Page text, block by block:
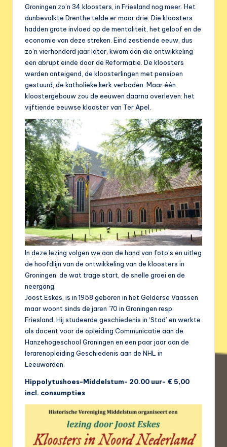
Groningen zo’n 34 kloosters, in Friesland nog meer. Het
dunbevolkte Drenthe telde er maar drie. Die kloosters
hadden grote invloed op de mentaliteit, het geloof en de
economie van deze streken. Eind zestiende eeuw, dus
zo’n vierhonderd jaar later, kwam aan die ontwikkeling
een abrupt einde door de Reformatie. De kloosters
werden onteigend, de kloosterlingen met pensioen
gestuurd, de katholieke kerk verboden. Maar één
kloostergebouw zou de eeuwen daarna overleven: het
vijftiende eeuwse klooster van Ter Apel.
In deze lezing volgen we aan de hand van foto’s en uitleg
de hoofdlijn van de ontwikkeling van de kloosters in
Groningen: de wat trage start, de snelle groei en de
neergang.
Joost Eskes, is in 1958 geboren in het Gelderse Vaassen
maar woont sinds de jaren ’70 in Groningen resp.
Friesland. Hij studeerde geschiedenis in ‘Stad’ en werkte
als docent voor de opleiding Communicatie aan de
Hanzehogeschool Groningen en een paar jaar aan de
lerarenopleiding Geschiedenis aan de NHL in
Leeuwarden.
Hippolytushoes-Middelstum- 20.00 uur- € 5,00
incl. consumpties